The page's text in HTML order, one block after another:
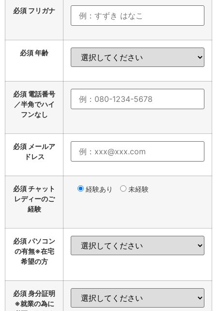
必須 フリガナ
必須年齢
必須 電話番号
／半角でハイ
フンなし
必須 メールア
ドレス
必須チャット
レディーのご
経験
経験あり 未経験
必須パソコン
の有無※在宅
希望の方
必須身分証明
※就業の為に